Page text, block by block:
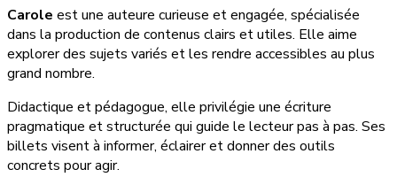
Carole est une auteure curieuse et engagée, spécialisée
dans la production de contenus clairs et utiles. Elle aime
explorer des sujets variés et les rendre accessibles au plus
grand nombre.
Didactique et pédagogue, elle privilégie une écriture
pragmatique et structurée qui guide le lecteur pas à pas. Ses
billets visent à informer, éclairer et donner des outils
concrets pour agir.